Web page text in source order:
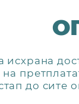
исхрана
до сите